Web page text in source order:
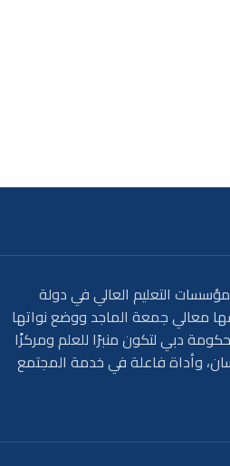
التعليم العالي في دولة
معالي جمعة الماجد ووضع نواتها
1986 م برعاية حكومة دبي لتكون منبرًا للعلم ومركزًا
وأداة فاعلة في خدمة المجتمع